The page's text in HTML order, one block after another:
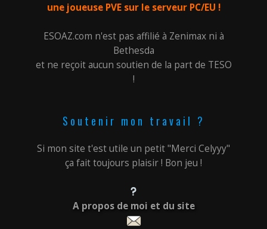
une joueuse PVE sur le serveur PC/EU !
ESOAZ.com n'est pas affilié à Zenimax ni à
Bethesda
et ne reçoit aucun soutien de la part de TESO
!
Soutenir mon travail ?
Si mon site t'est utile un petit "Merci Celyyy"
ça fait toujours plaisir ! Bon jeu !
A propos de moi et du site